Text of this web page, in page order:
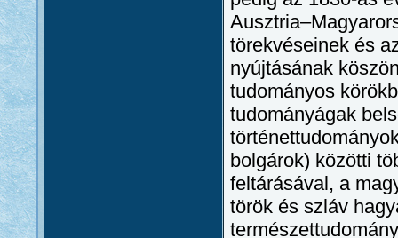
törekvéseinek és
nyújtásának
tudományos
tudományágak
bolgárok) közötti
feltárásával, a
török és szláv